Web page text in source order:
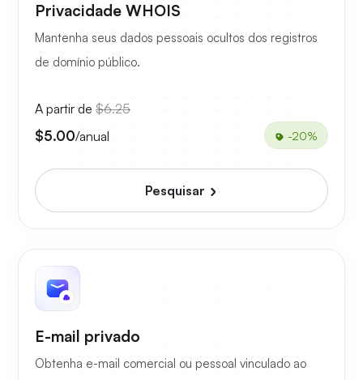
Privacidade WHOIS
Mantenha seus dados pessoais ocultos dos registros
de domínio público.
A partir de $6.25
$5.00/anual -20%
Pesquisar
E-mail privado
Obtenha e-mail comercial ou pessoal vinculado ao